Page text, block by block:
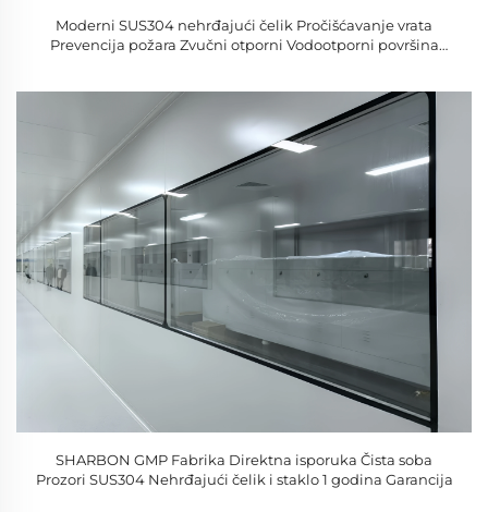
Moderni SUS304 nehrđajući čelik Pročišćavanje vrata
Prevencija požara Zvučni otporni Vodootporni površina
SHARBON GMP Fabrika Direktna isporuka Čista soba
Prozori SUS304 Nehrđajući čelik i staklo 1 godina Garancija